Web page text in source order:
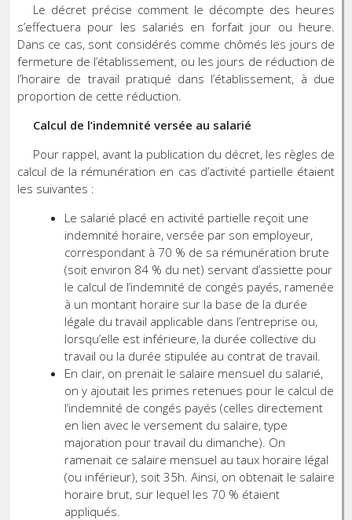
Le décret précise comment le décompte des heures
s’effectuera pour les salariés en forfait jour ou heure.
Dans ce cas, sont considérés comme chômés les jours de
fermeture de l’établissement, ou les jours de réduction de
l’horaire de travail pratiqué dans l’établissement, à due
proportion de cette réduction.
Calcul de l’indemnité versée au salarié
Pour rappel, avant la publication du décret, les règles de
calcul de la rémunération en cas d’activité partielle étaient
les suivantes :
Le salarié placé en activité partielle reçoit une
indemnité horaire, versée par son employeur,
correspondant à 70 % de sa rémunération brute
(soit environ 84 % du net) servant d’assiette pour
le calcul de l’indemnité de congés payés, ramenée
à un montant horaire sur la base de la durée
légale du travail applicable dans l’entreprise ou,
lorsqu’elle est inférieure, la durée collective du
travail ou la durée stipulée au contrat de travail.
En clair, on prenait le salaire mensuel du salarié,
on y ajoutait les primes retenues pour le calcul de
l’indemnité de congés payés (celles directement
en lien avec le versement du salaire, type
majoration pour travail du dimanche). On
ramenait ce salaire mensuel au taux horaire légal
(ou inférieur), soit 35h. Ainsi, on obtenait le salaire
horaire brut, sur lequel les 70 % étaient
appliqués.